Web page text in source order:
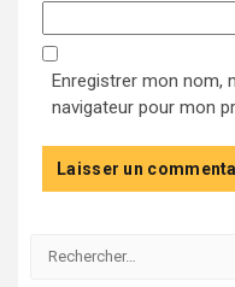
Enregistrer mon nom,
navigateur pour mon
Rechercher :